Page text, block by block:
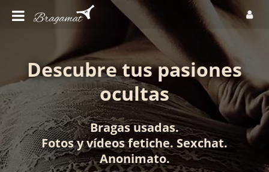
Descubre tus pasiones
ocultas
Bragas usadas.
Fotosyvídeos fetiche. Sexchat.
Anonimato.